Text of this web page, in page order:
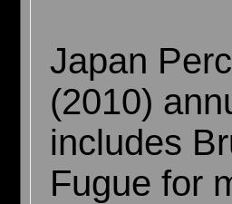
Japan
(2010)
includes
Fugue for